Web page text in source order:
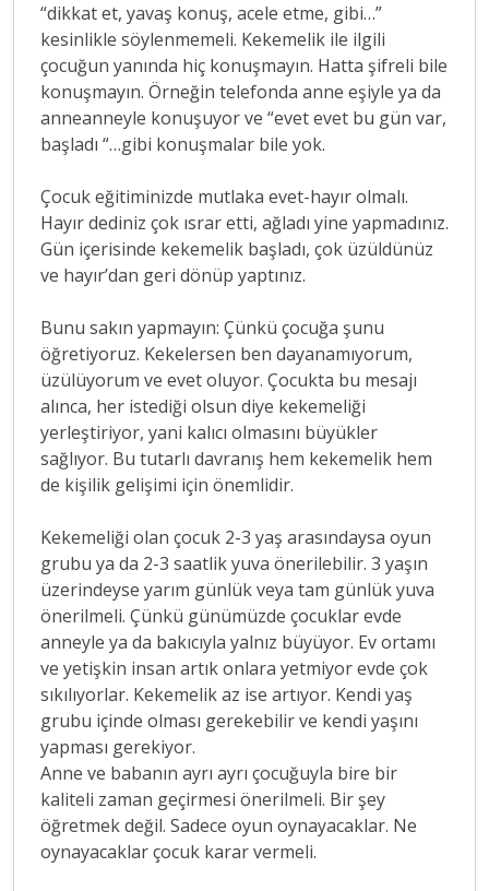
“dikkat et, yavaş konuş, acele etme, gibi…”
kesinlikle söylenmemeli. Kekemelik ile ilgili
çocuğun yanında hiç konuşmayın. Hatta şifreli bile
konuşmayın. Örneğin telefonda anne eşiyle ya da
anneanneyle konuşuyor ve “evet evet bu gün var,
başladı “…gibi konuşmalar bile yok.
Çocuk eğitiminizde mutlaka evet-hayır olmalı.
Hayır dediniz çok ısrar etti, ağladı yine yapmadınız.
Gün içerisinde kekemelik başladı, çok üzüldünüz
ve hayır’dan geri dönüp yaptınız.
Bunu sakın yapmayın: Çünkü çocuğa şunu
öğretiyoruz. Kekelersen ben dayanamıyorum,
üzülüyorum ve evet oluyor. Çocukta bu mesajı
alınca, her istediği olsun diye kekemeliği
yerleştiriyor, yani kalıcı olmasını büyükler
sağlıyor. Bu tutarlı davranış hem kekemelik hem
de kişilik gelişimi için önemlidir.
Kekemeliği olan çocuk 2-3 yaş arasındaysa oyun
grubu ya da 2-3 saatlik yuva önerilebilir. 3 yaşın
üzerindeyse yarım günlük veya tam günlük yuva
önerilmeli. Çünkü günümüzde çocuklar evde
anneyle ya da bakıcıyla yalnız büyüyor. Ev ortamı
ve yetişkin insan artık onlara yetmiyor evde çok
sıkılıyorlar. Kekemelik az ise artıyor. Kendi yaş
grubu içinde olması gerekebilir ve kendi yaşını
yapması gerekiyor.
Anne ve babanın ayrı ayrı çocuğuyla bire bir
kaliteli zaman geçirmesi önerilmeli. Bir şey
öğretmek değil. Sadece oyun oynayacaklar. Ne
oynayacaklar çocuk karar vermeli.